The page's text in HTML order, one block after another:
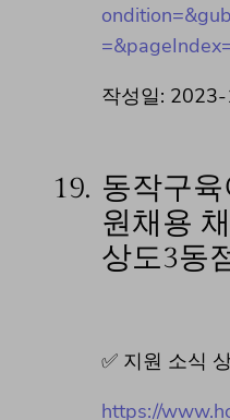
작성일:
19. 동작구
원채용
상도3동
✅ 지원 소식
https://